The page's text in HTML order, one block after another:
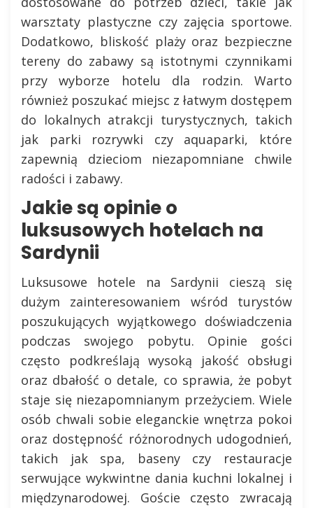
warsztaty plastyczne czy zajęcia sportowe.
Dodatkowo, bliskość plaży oraz bezpieczne
tereny do zabawy są istotnymi czynnikami
przy wyborze hotelu dla rodzin. Warto
również poszukać miejsc z łatwym dostępem
do lokalnych atrakcji turystycznych, takich
jak parki rozrywki czy aquaparki, które
zapewnią dzieciom niezapomniane chwile
radości i zabawy.
Jakie są opinie o
luksusowych hotelach na
Sardynii
Luksusowe hotele na Sardynii cieszą się
dużym zainteresowaniem wśród turystów
poszukujących wyjątkowego doświadczenia
podczas swojego pobytu. Opinie gości
często podkreślają wysoką jakość obsługi
oraz dbałość o detale, co sprawia, że pobyt
staje się niezapomnianym przeżyciem. Wiele
osób chwali sobie eleganckie wnętrza pokoi
oraz dostępność różnorodnych udogodnień,
takich jak spa, baseny czy restauracje
serwujące wykwintne dania kuchni lokalnej i
międzynarodowej. Goście często zwracają